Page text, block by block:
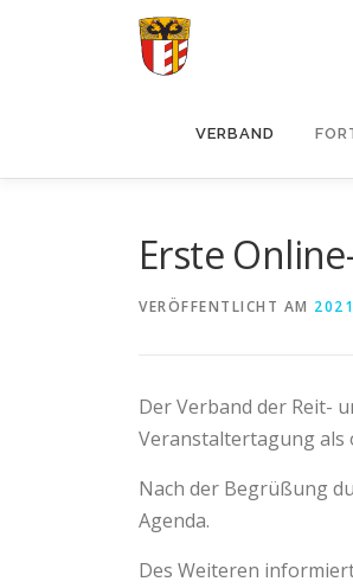
VERBAND
Erste
VERÖFFENTLICHT AM
Der Verband der Reit-
Veranstaltertagung als
Nach der Begrüßung
Agenda.
Des Weiteren